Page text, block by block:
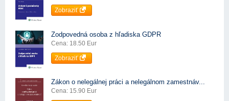
Zobraziť
Zodpovedná osoba z hľadiska GDPR
Cena: 18.50 Eur
Zobraziť
Zákon o nelegálnej práci a nelegálnom zamestnáv...
Cena: 15.90 Eur